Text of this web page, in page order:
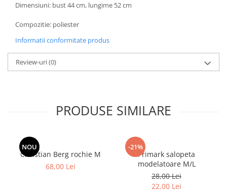
Dimensiuni: bust 44 cm, lungime 52 cm
Compozitie: poliester
Informatii conformitate produs
Review-uri(0)
PRODUSE SIMILARE
NOU
Christian Berg rochie M
68,00 Lei
-21%
Primark salopeta
modelatoare M/L
28,00 Lei
22,00 Lei